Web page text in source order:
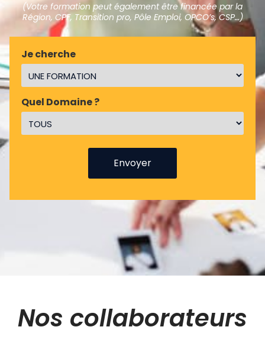
(Votre formation peut également être financée par la
Région, CPF, Transition pro, Pôle Emploi, OPCO’s, CSP…)
Je cherche
Quel Domaine ?
Nos collaborateurs